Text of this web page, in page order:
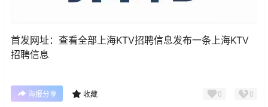
首发网址：查看全部上海KTV招聘信息发布一条上海KTV
招聘信息
海报分享 收藏 0 0